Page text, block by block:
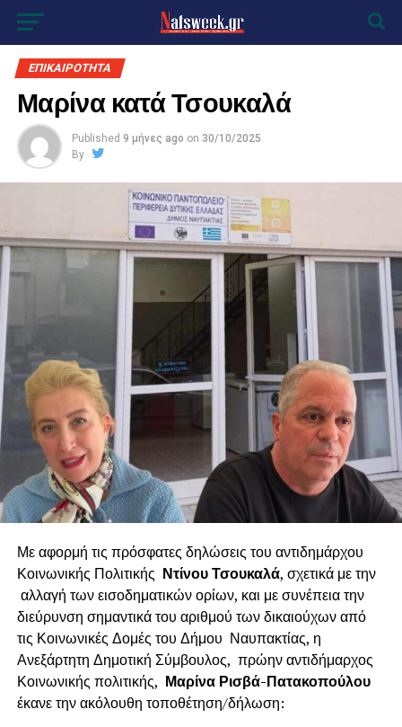
ΕΠΙΚΑΙΡΟΤΗΤΑ
Μαρίνα κατά Τσουκαλά
Published 9 μήνες ago on 30/10/2025
By
Με αφορμή τις πρόσφατες δηλώσεις του αντιδημάρχου
Κοινωνικής Πολιτικής Ντίνου Τσουκαλά, σχετικά με την
αλλαγή των εισοδηματικών ορίων, και με συνέπεια την
διεύρυνση σημαντικά του αριθμού των δικαιούχων από
τις Κοινωνικές Δομές του Δήμου Ναυπακτίας, η
Ανεξάρτητη Δημοτική Σύμβουλος, πρώην αντιδήμαρχος
Κοινωνικής πολιτικής, Μαρίνα Ρισβά-Πατακοπούλου
έκανε την ακόλουθη τοποθέτηση/δήλωση: